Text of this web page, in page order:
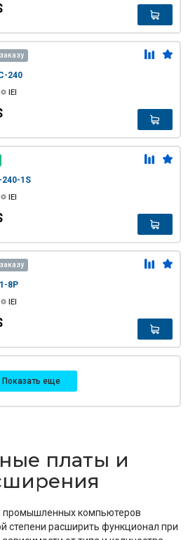
240
IEI
240-1S
IEI
8P
IEI
Показать еще
платы и
промышленных компьютеров
степени расширить функционал при